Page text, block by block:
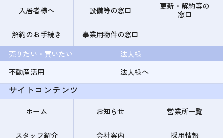
入居者様へ
設備等の窓口
更新・解約等の
窓口
解約のお手続き
事業用物件の窓口
売りたい・買いたい
不動産活用
法人様
法人様へ
サイトコンテンツ
ホーム お知らせ 営業所一覧
スタッフ紹介 会社案内 採用情報